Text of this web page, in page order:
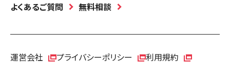
よくあるご質問
無料相談
運営会社 プライバシーポリシー 利用規約